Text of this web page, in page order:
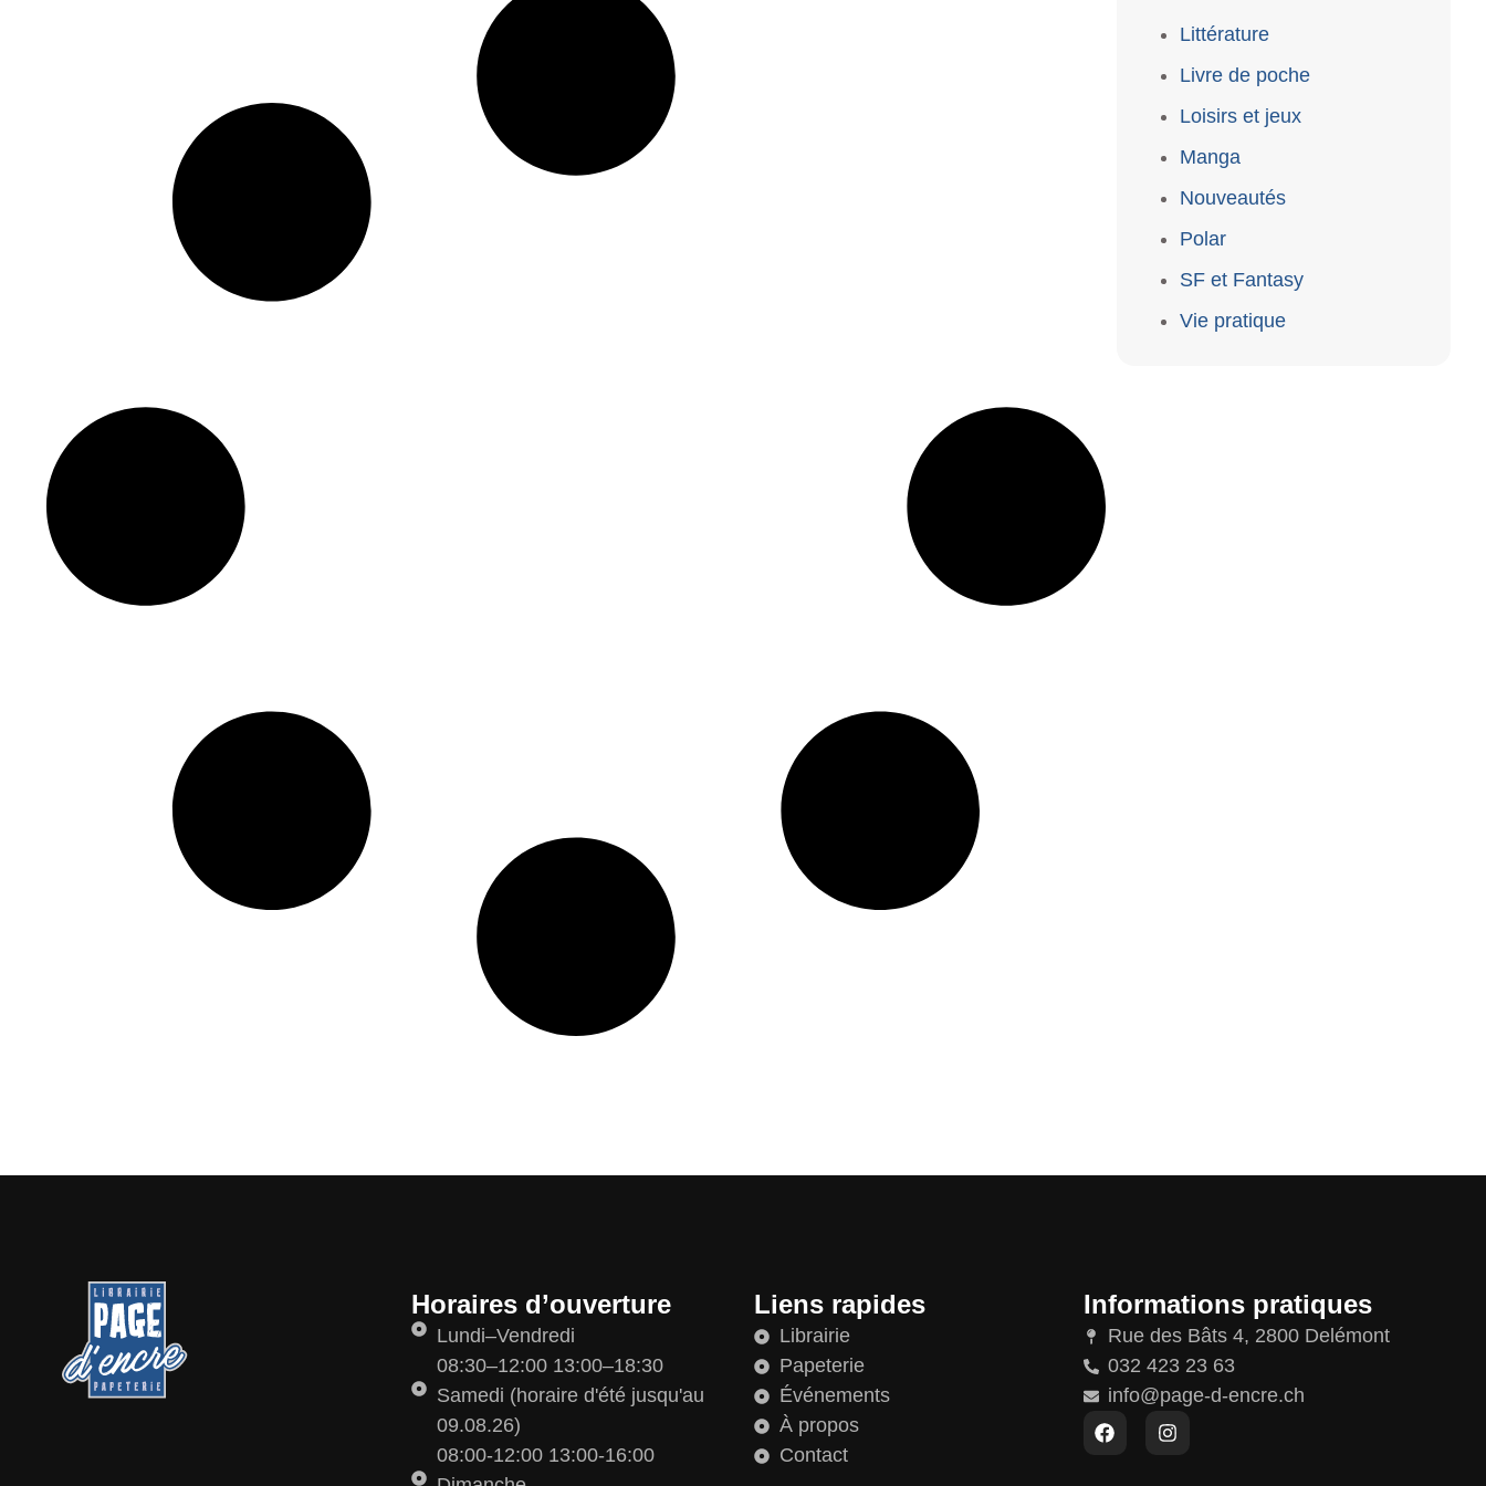
Littérature
Livre de poche
Loisirs et jeux
Manga
Nouveautés
Polar
SF et Fantasy
Vie pratique
Horaires d’ouverture
Lundi–Vendredi
08:30–12:00 13:00–18:30
Samedi (horaire d'été jusqu'au
09.08.26)
08:00-12:00 13:00-16:00
Liens rapides
Librairie
Papeterie
Événements
À propos
Contact
Informations pratiques
Rue des Bâts 4, 2800 Delémont
032 423 23 63
info@page-d-encre.ch